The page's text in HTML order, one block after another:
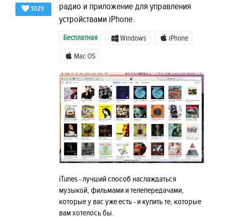
1029
радио и приложение для управления
устройствами iPhone.
Бесплатная Windows iPhone
Mac OS
iTunes - лучший способ наслаждаться
музыкой, фильмами и телепередачами,
которые у вас уже есть - и купить те, которые
вам хотелось бы.